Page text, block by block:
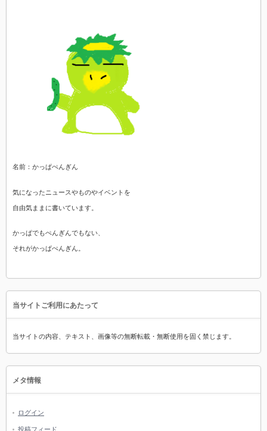
名前：かっぱぺんぎん
気になったニュースやものやイベントを
自由気ままに書いています。
かっぱでもぺんぎんでもない、
それがかっぱぺんぎん。
当サイトご利用にあたって
当サイトの内容、テキスト、画像等の無断転載・無断使用を固く禁じます。
メタ情報
ログイン
投稿フィード